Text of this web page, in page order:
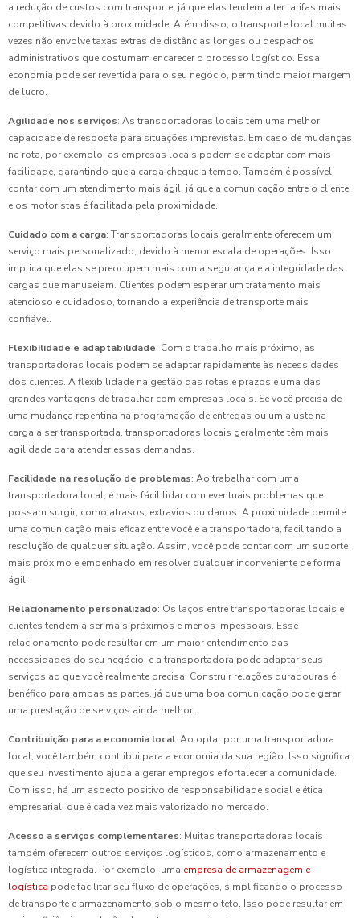
a redução de custos com transporte, já que elas tendem a ter tarifas mais
competitivas devido à proximidade. Além disso, o transporte local muitas
vezes não envolve taxas extras de distâncias longas ou despachos
administrativos que costumam encarecer o processo logístico. Essa
economia pode ser revertida para o seu negócio, permitindo maior margem
de lucro.
Agilidade nos serviços: As transportadoras locais têm uma melhor
capacidade de resposta para situações imprevistas. Em caso de mudanças
na rota, por exemplo, as empresas locais podem se adaptar com mais
facilidade, garantindo que a carga chegue a tempo. Também é possível
contar com um atendimento mais ágil, já que a comunicação entre o cliente
e os motoristas é facilitada pela proximidade.
Cuidado com a carga: Transportadoras locais geralmente oferecem um
serviço mais personalizado, devido à menor escala de operações. Isso
implica que elas se preocupem mais com a segurança e a integridade das
cargas que manuseiam. Clientes podem esperar um tratamento mais
atencioso e cuidadoso, tornando a experiência de transporte mais
confiável.
Flexibilidade e adaptabilidade: Com o trabalho mais próximo, as
transportadoras locais podem se adaptar rapidamente às necessidades
dos clientes. A flexibilidade na gestão das rotas e prazos é uma das
grandes vantagens de trabalhar com empresas locais. Se você precisa de
uma mudança repentina na programação de entregas ou um ajuste na
carga a ser transportada, transportadoras locais geralmente têm mais
agilidade para atender essas demandas.
Facilidade na resolução de problemas: Ao trabalhar com uma
transportadora local, é mais fácil lidar com eventuais problemas que
possam surgir, como atrasos, extravios ou danos. A proximidade permite
uma comunicação mais eficaz entre você e a transportadora, facilitando a
resolução de qualquer situação. Assim, você pode contar com um suporte
mais próximo e empenhado em resolver qualquer inconveniente de forma
ágil.
Relacionamento personalizado: Os laços entre transportadoras locais e
clientes tendem a ser mais próximos e menos impessoais. Esse
relacionamento pode resultar em um maior entendimento das
necessidades do seu negócio, e a transportadora pode adaptar seus
serviços ao que você realmente precisa. Construir relações duradouras é
benéfico para ambas as partes, já que uma boa comunicação pode gerar
uma prestação de serviços ainda melhor.
Contribuição para a economia local: Ao optar por uma transportadora
local, você também contribui para a economia da sua região. Isso significa
que seu investimento ajuda a gerar empregos e fortalecer a comunidade.
Com isso, há um aspecto positivo de responsabilidade social e ética
empresarial, que é cada vez mais valorizado no mercado.
Acesso a serviços complementares: Muitas transportadoras locais
também oferecem outros serviços logísticos, como armazenamento e
logística integrada. Por exemplo, uma empresa de armazenagem e
logística pode facilitar seu fluxo de operações, simplificando o processo
de transporte e armazenamento sob o mesmo teto. Isso pode resultar em